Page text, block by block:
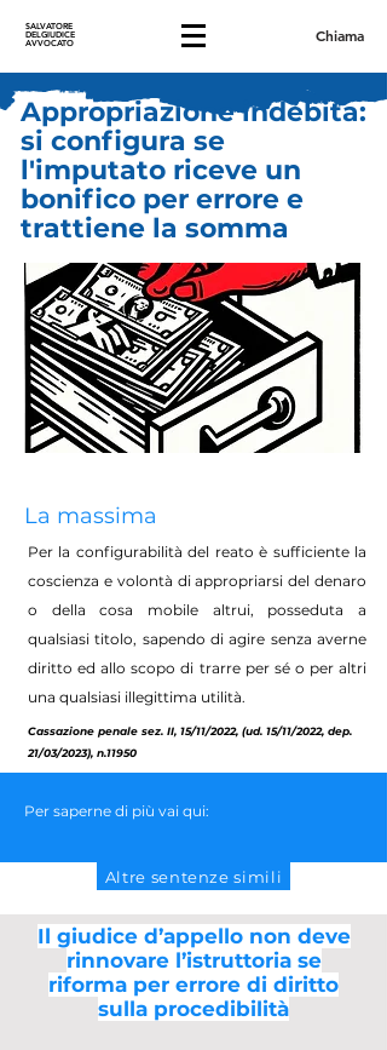
SALVATORE
DELGIUDICE
AVVOCATO Chiama
Appropriazione indebita:
si configura se
l'imputato riceve un
bonifico per errore e
trattiene la somma
La massima
Per la configurabilità del reato è sufficiente la
coscienza e volontà di appropriarsi del denaro
o della cosa mobile altrui, posseduta a
qualsiasi titolo, sapendo di agire senza averne
diritto ed allo scopo di trarre per sé o per altri
una qualsiasi illegittima utilità.
Cassazione penale sez. II, 15/11/2022, (ud. 15/11/2022, dep.
21/03/2023), n.11950
Per saperne di più vai qui:
Altre sentenze simili
Il giudice d’appello non deve
rinnovare l’istruttoria se
riforma per errore di diritto
sulla procedibilità